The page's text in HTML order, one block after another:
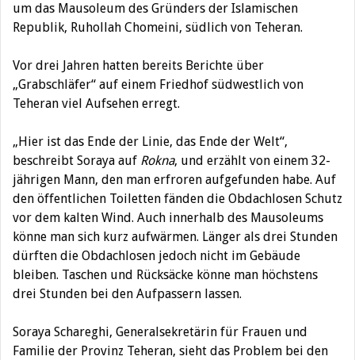
um das Mausoleum des Gründers der Islamischen
Republik, Ruhollah Chomeini, südlich von Teheran.
Vor drei Jahren hatten bereits Berichte über
„Grabschläfer“ auf einem Friedhof südwestlich von
Teheran viel Aufsehen erregt.
„Hier ist das Ende der Linie, das Ende der Welt“,
beschreibt Soraya auf Rokna, und erzählt von einem 32-
jährigen Mann, den man erfroren aufgefunden habe. Auf
den öffentlichen Toiletten fänden die Obdachlosen Schutz
vor dem kalten Wind. Auch innerhalb des Mausoleums
könne man sich kurz aufwärmen. Länger als drei Stunden
dürften die Obdachlosen jedoch nicht im Gebäude
bleiben. Taschen und Rücksäcke könne man höchstens
drei Stunden bei den Aufpassern lassen.
Soraya Schareghi, Generalsekretärin für Frauen und
Familie der Provinz Teheran, sieht das Problem bei den